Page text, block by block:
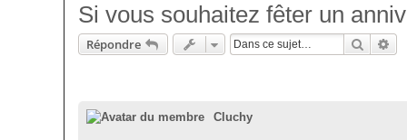
Statistiques globales et en temps réel de la
Terror !
Rejoignez-
Si vous souhaitez fêter un
Répondre
Cluchy